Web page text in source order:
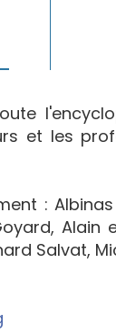
et les
: Albinas
Alain
Salvat,